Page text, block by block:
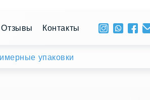
+ 996
ПН -
Контакты